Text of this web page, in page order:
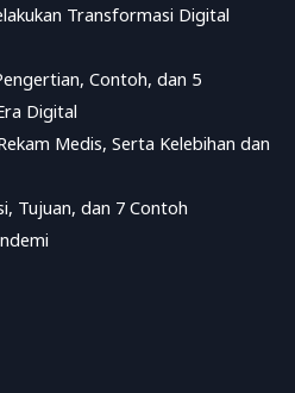
Transformasi Digital
Contoh, dan 5
Digital
Medis, Serta Kelebihan dan
Tujuan, dan 7 Contoh